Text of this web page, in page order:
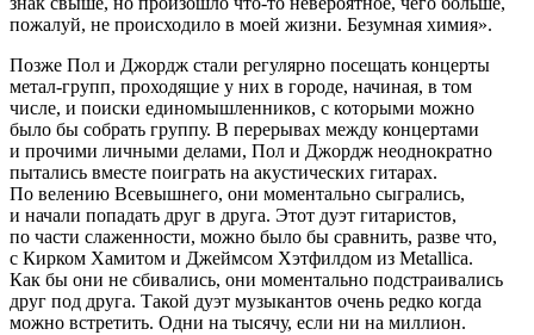
пожалуй, не происходило в моей жизни. Безумная химия».
Позже Пол и Джордж стали регулярно посещать концерты
метал-групп, проходящие у них в городе, начиная, в том
числе, и поиски единомышленников, с которыми можно
было бы собрать группу. В перерывах между концертами
и прочими личными делами, Пол и Джордж неоднократно
пытались вместе поиграть на акустических гитарах.
По велению Всевышнего, они моментально сыгрались,
и начали попадать друг в друга. Этот дуэт гитаристов,
по части слаженности, можно было бы сравнить, разве что,
с Кирком Хамитом и Джеймсом Хэтфилдом из Metallica.
Как бы они не сбивались, они моментально подстраивались
друг под друга. Такой дуэт музыкантов очень редко когда
можно встретить. Одни на тысячу, если ни на миллион.